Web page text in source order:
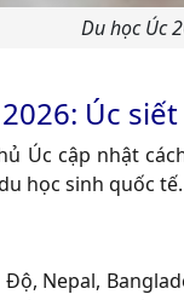
Du học Úc
2026: Úc
Úc cập nhật
học sinh quốc tế.
Nepal,